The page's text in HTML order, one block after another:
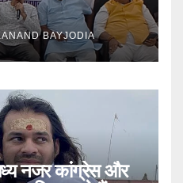
BAYJODIA
नजर कांग्रेस और